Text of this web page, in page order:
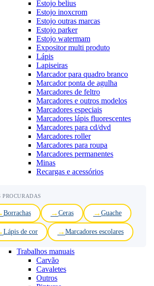
Estojo belius
Estojo inoxcrom
Estojo outras marcas
Estojo parker
Estojo watermam
Expositor multi produto
Lápis
Lapiseiras
Marcador para quadro branco
Marcador ponta de agulha
Marcadores de feltro
Marcadores e outros modelos
Marcadores especiais
Marcadores lápis fluorescentes
Marcadores para cd/dvd
Marcadores roller
Marcadores para roupa
Marcadores permanentes
Minas
Recargas e acessórios
PROCURADAS
Borrachas Ceras Guache
Lápis de cor Marcadores escolares
Trabalhos manuais
Carvão
Cavaletes
Outros